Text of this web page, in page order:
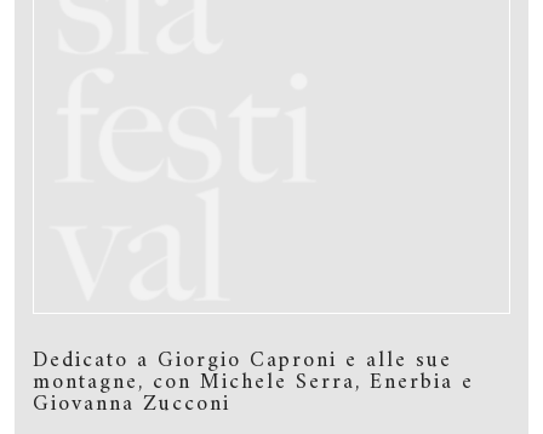
Dedicato a Giorgio Caproni e alle sue
montagne, con Michele Serra, Enerbia e
Giovanna Zucconi